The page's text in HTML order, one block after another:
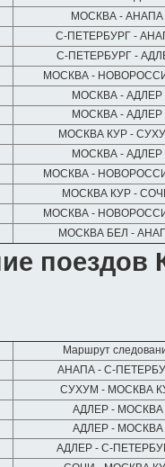
МОСКВА - АНАПА
С-ПЕТЕРБУРГ -
С-ПЕТЕРБУРГ -
МОСКВА -
МОСКВА - АДЛЕР
МОСКВА - АДЛЕР
МОСКВА КУР -
МОСКВА - АДЛЕР
МОСКВА -
МОСКВА КУР -
МОСКВА -
МОСКВА БЕЛ -
Маршрут
АНАПА - С-
СУХУМ - МОСКВА
АДЛЕР - МОСКВА
АДЛЕР - МОСКВА
АДЛЕР - С-